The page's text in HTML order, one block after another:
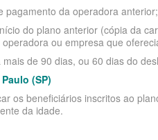
pagamento da operadora anterior;
do plano anterior (cópia da
ou empresa que
de 90 dias, ou 60 dias do
(SP)
os beneficiários inscritos ao
da idade.